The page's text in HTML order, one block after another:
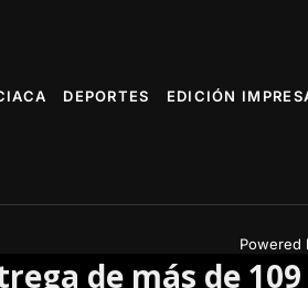
DEPORTES EDICIÓN
Powered
más de 109 mil